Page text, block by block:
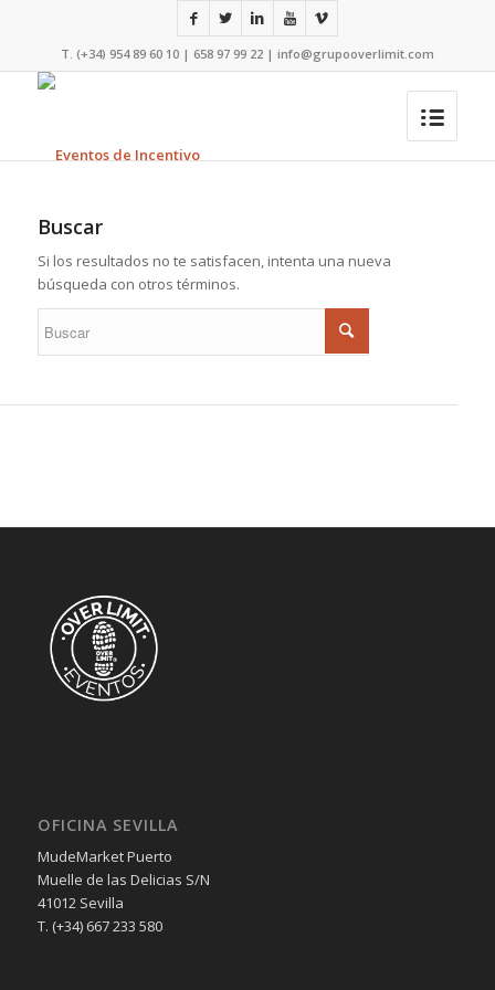
T. (+34) 954 89 60 10 | 658 97 99 22 | info@grupooverlimit.com
Buscar
Si los resultados no te satisfacen, intenta una nueva
búsqueda con otros términos.
OFICINA SEVILLA
MudeMarket Puerto
Muelle de las Delicias S/N
41012 Sevilla
T. (+34) 667 233 580